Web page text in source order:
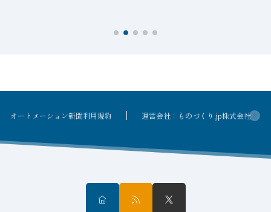
オートメーション新聞利用規約 運営会社：ものづくり.jp株式会社